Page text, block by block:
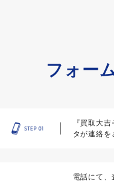
フォー
『買取大
タが連絡を
電話にて